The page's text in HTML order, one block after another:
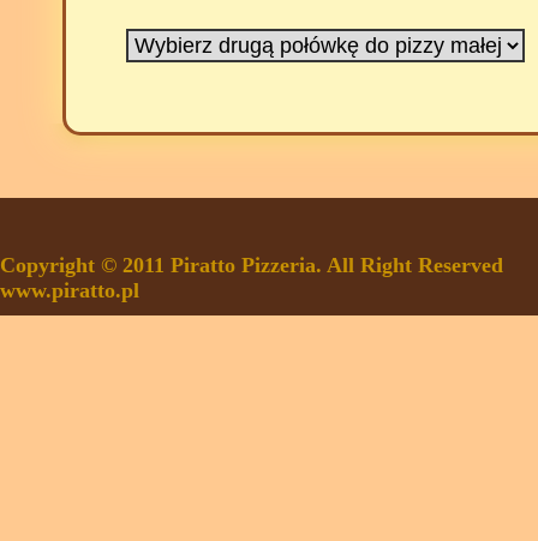
Copyright © 2011 Piratto Pizzeria. All Right Reserved
www.piratto.pl